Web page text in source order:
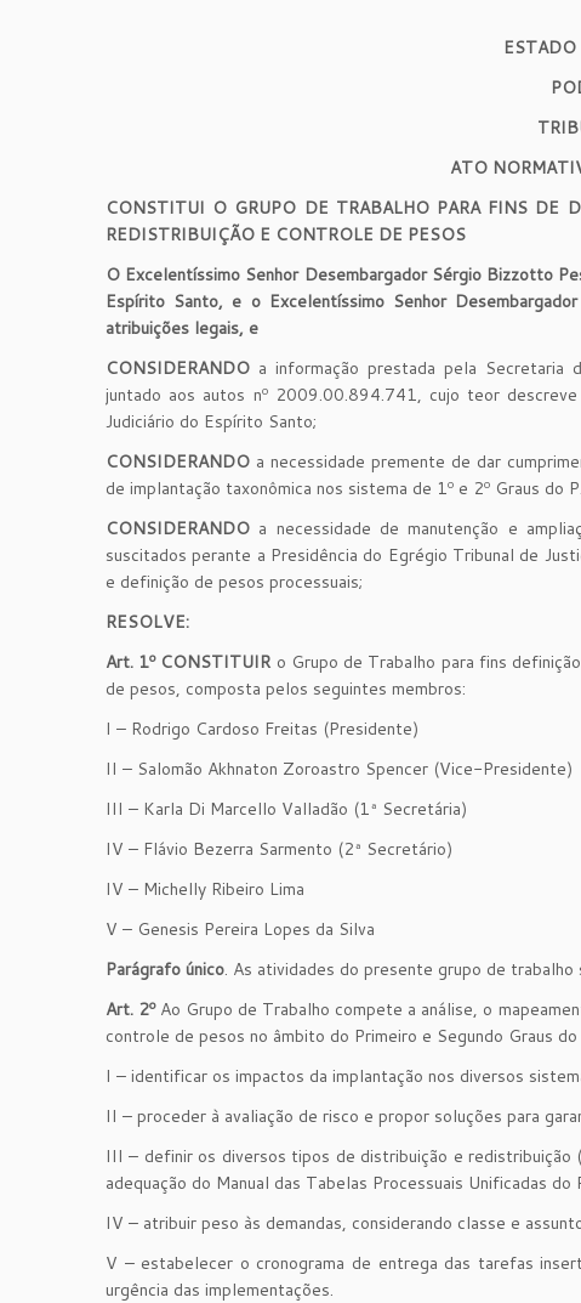
ATO
CONSTITUI O GRUPO DE TRABALHO PARA FINS DE
REDISTRIBUIÇÃO E CONTROLE DE PESOS
O Excelentíssimo Senhor Desembargador Sérgio Bizzotto
Espírito Santo, e o Excelentíssimo Senhor
atribuições legais, e
CONSIDERANDO a informação prestada pela
juntado aos autos nº 2009.00.894.741, cujo teor
Judiciário do Espírito Santo;
CONSIDERANDO a necessidade premente de dar
de implantação taxonômica nos sistema de 1º e 2º Graus do
CONSIDERANDO a necessidade de manutenção e
suscitados perante a Presidência do Egrégio Tribunal de
e definição de pesos processuais;
RESOLVE:
Art. 1º CONSTITUIR o Grupo de Trabalho para fins
de pesos, composta pelos seguintes membros:
I – Rodrigo Cardoso Freitas (Presidente)
II – Salomão Akhnaton Zoroastro Spencer (Vice-Presidente)
III – Karla Di Marcello Valladão (1ª Secretária)
IV – Flávio Bezerra Sarmento (2ª Secretário)
IV – Michelly Ribeiro Lima
V – Genesis Pereira Lopes da Silva
Parágrafo único. As atividades do presente grupo de
Art. 2ºAo Grupo de Trabalho compete a análise, o
controle de pesos no âmbito do Primeiro e Segundo Graus
I – identificar os impactos da implantação nos diversos
II – proceder à avaliação de risco e propor soluções para
III – definir os diversos tipos de distribuição e redistribuição
adequação do Manual das Tabelas Processuais Unificadas do
IV – atribuir peso às demandas, considerando classe e
V – estabelecer o cronograma de entrega das tarefas
urgência das implementações.